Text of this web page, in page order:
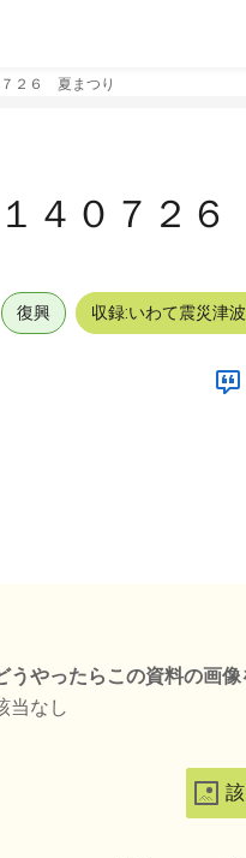
７２６ 夏まつり
４０７２
復興 収録:いわて震災津
うやったらこの資料の画像
当なし